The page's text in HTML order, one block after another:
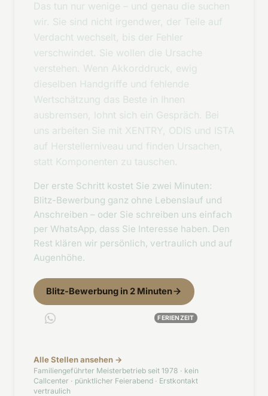
Das tun nur wenige – und genau die suchen
wir. Sie sind nicht irgendwer, der Teile auf
Verdacht wechselt, bis der Fehler
verschwindet. Sie wollen die Ursache
verstehen. Wenn Akkorddruck, ewig
dieselben Handgriffe und fehlende
Wertschätzung das Beste in Ihnen
ausbremsen, lohnt sich ein Gespräch. Bei
uns arbeiten Sie mit XENTRY, ODIS und ISTA
auf Herstellerniveau und finden Ursachen,
statt Komponenten zu tauschen.
Der erste Schritt kostet Sie zwei Minuten:
Blitz-Bewerbung ganz ohne Lebenslauf und
Anschreiben – oder Sie schreiben uns einfach
per WhatsApp, dass Sie Interesse haben. Den
Rest klären wir persönlich, vertraulich und auf
Augenhöhe.
Blitz-Bewerbung in 2 Minuten
FERIENZEIT
Alle Stellen ansehen →
Familiengeführter Meisterbetrieb seit 1978 · kein
Callcenter · pünktlicher Feierabend · Erstkontakt
vertraulich